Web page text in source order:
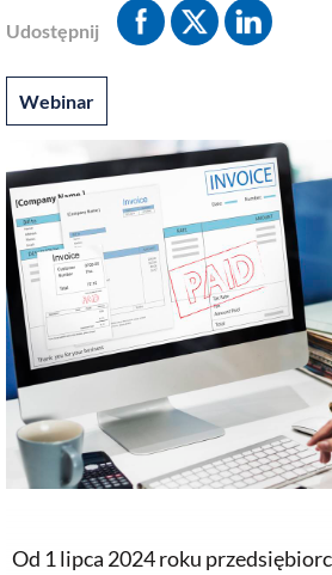
Udostępnij
Webinar
Od 1 lipca 2024 roku